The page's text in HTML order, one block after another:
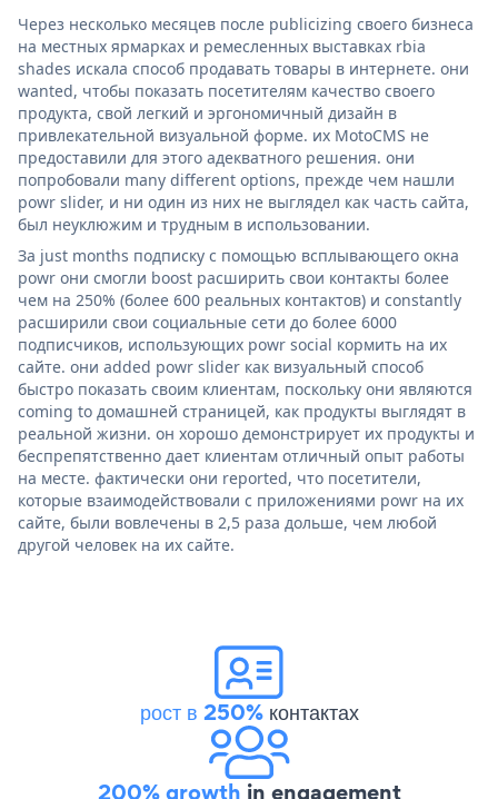
Через несколько месяцев после publicizing своего бизнеса
на местных ярмарках и ремесленных выставках rbia
shades искала способ продавать товары в интернете. они
wanted, чтобы показать посетителям качество своего
продукта, свой легкий и эргономичный дизайн в
привлекательной визуальной форме. их MotoCMS не
предоставили для этого адекватного решения. они
попробовали many different options, прежде чем нашли
powr slider, и ни один из них не выглядел как часть сайта,
был неуклюжим и трудным в использовании.
За just months подписку с помощью всплывающего окна
powr они смогли boost расширить свои контакты более
чем на 250% (более 600 реальных контактов) и constantly
расширили свои социальные сети до более 6000
подписчиков, использующих powr social кормить на их
сайте. они added powr slider как визуальный способ
быстро показать своим клиентам, поскольку они являются
coming to домашней страницей, как продукты выглядят в
реальной жизни. он хорошо демонстрирует их продукты и
беспрепятственно дает клиентам отличный опыт работы
на месте. фактически они reported, что посетители,
которые взаимодействовали с приложениями powr на их
сайте, были вовлечены в 2,5 раза дольше, чем любой
другой человек на их сайте.
рост в 250%контактах
200% growth in engagement